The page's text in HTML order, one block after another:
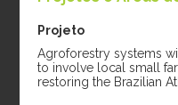
Projeto
Agroforestry systems
to involve local small
restoring the Brazilian